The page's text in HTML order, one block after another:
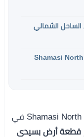
الشمالي
أسعار قرية شماسي الساحل الشمالي Shamasi North
قرية شماسي الساحل الشمالي Shamasi North Coast في
قطعة أرض بسيدي